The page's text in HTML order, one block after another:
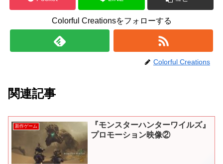
Colorful Creationsをフォローする
Colorful Creations
関連記事
新作ゲーム
『モンスターハンターワイルズ』
プロモーション映像②